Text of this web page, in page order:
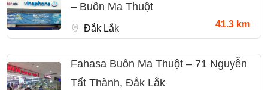
– Buôn Ma Thuột
Đắk Lắk 41.3 km
Fahasa Buôn Ma Thuột – 71 Nguyễn
Tất Thành, Đắk Lắk